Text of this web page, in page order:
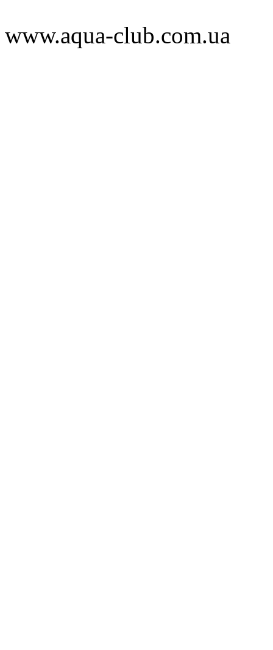
www.aqua-club.com.ua